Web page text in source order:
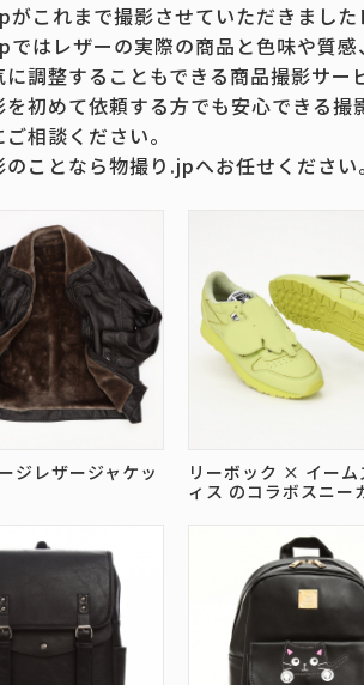
がこれまで撮影させていただきまし
ではレザーの実際の商品と色味や質
調整することもできる商品撮影サー
を初めて依頼する方でも安心できる
相談ください。
ことなら物撮り.jpへお任せください。
ジレザージャケッ
リーボック × イーム
ィス のコラボスニー